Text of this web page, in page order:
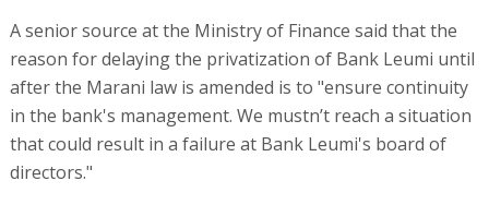
A senior source at the Ministry of Finance said that the
reason for delaying the privatization of Bank Leumi until
after the Marani law is amended is to "ensure continuity
in the bank's management. We mustn’t reach a situation
that could result in a failure at Bank Leumi's board of
directors."